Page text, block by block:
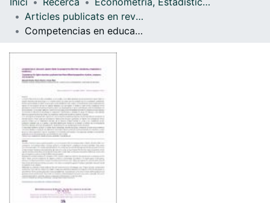
Articles publicats en revistes (Econometria, Estadística i Economia Aplicada)
Competencias en educación superior desde tres perspectivas diferentes: estudiantes, empleadores y académicos